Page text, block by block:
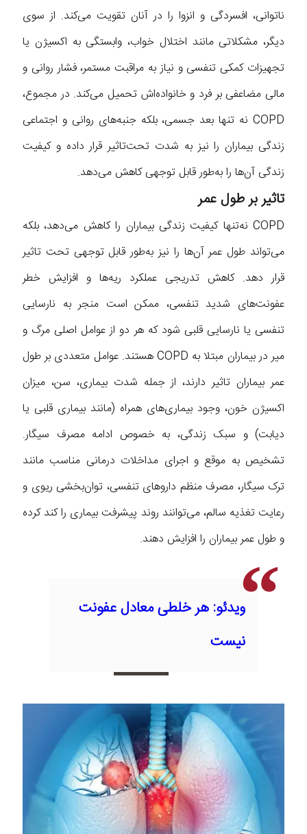
ناتوانی، افسردگی و انزوا را در آنان تقویت می‌کند. از سوی
دیگر، مشکلاتی مانند اختلال خواب، وابستگی به اکسیژن یا
تجهیزات کمکی تنفسی و نیاز به مراقبت مستمر، فشار روانی و
مالی مضاعفی بر فرد و خانواده‌اش تحمیل می‌کند. در مجموع،
COPD نه‌ تنها بعد جسمی، بلکه جنبه‌های روانی و اجتماعی
زندگی بیماران را نیز به‌ شدت تحت‌تاثیر قرار داده و کیفیت
زندگی آن‌ها را به‌طور قابل توجهی کاهش می‌دهد.
تاثیر بر طول عمر
COPD نه‌تنها کیفیت زندگی بیماران را کاهش می‌دهد، بلکه
می‌تواند طول عمر آن‌ها را نیز به‌طور قابل توجهی تحت تاثیر
قرار دهد. کاهش تدریجی عملکرد ریه‌ها و افزایش خطر
عفونت‌های شدید تنفسی، ممکن است منجر به نارسایی
تنفسی یا نارسایی قلبی شود که هر دو از عوامل اصلی مرگ‌ و
میر در بیماران مبتلا به COPD هستند. عوامل متعددی بر طول
عمر بیماران تاثیر دارند، از جمله شدت بیماری، سن، میزان
اکسیژن خون، وجود بیماری‌های همراه (مانند بیماری قلبی یا
دیابت) و سبک زندگی، به خصوص ادامه مصرف سیگار.
تشخیص به‌ موقع و اجرای مداخلات درمانی مناسب مانند
ترک سیگار، مصرف منظم داروهای تنفسی، توان‌بخشی ریوی و
رعایت تغذیه سالم، می‌توانند روند پیشرفت بیماری را کند کرده
و طول عمر بیماران را افزایش دهند.
ویدئو: هر خلطی معادل عفونت
نیست